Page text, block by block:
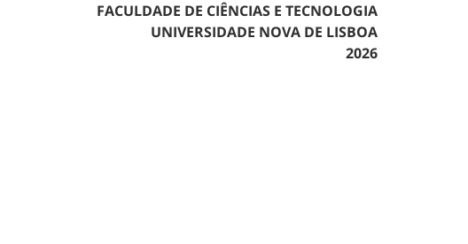
FACULDADE DE CIÊNCIAS E TECNOLOGIA
UNIVERSIDADE NOVA DE LISBOA
2026